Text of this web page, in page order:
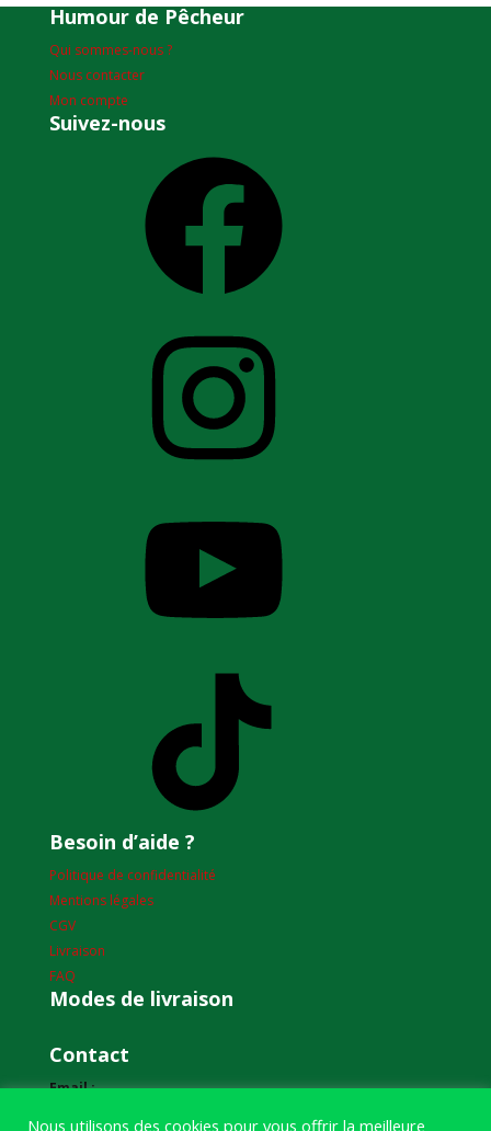
Humour de Pêcheur
Qui sommes-nous ?
Nous contacter
Mon compte
Suivez-nous
Besoin d’aide ?
Politique de confidentialité
Mentions légales
CGV
Livraison
FAQ
Modes de livraison
Contact
Email :
Nous utilisons des cookies pour vous offrir la meilleure